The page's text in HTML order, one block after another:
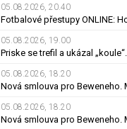
05.08.2026, 20.40
05.08.2026, 19.00
05.08.2026, 18.20
05.08.2026, 18.20